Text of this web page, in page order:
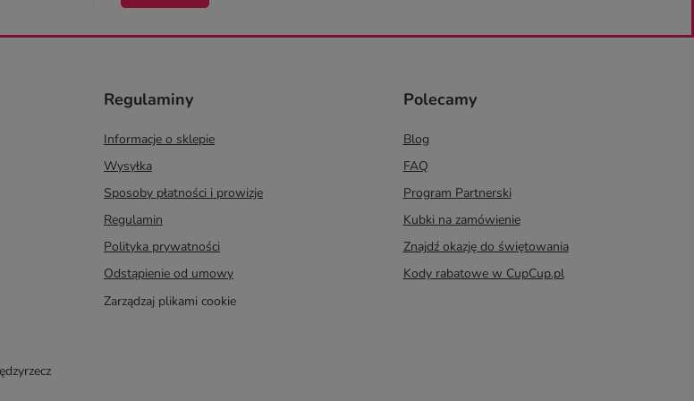
Regulaminy
Informacje o sklepie
Wysyłka
Sposoby płatności i prowizje
Regulamin
Polityka prywatności
Odstąpienie od umowy
Zarządzaj plikami cookie
Polecamy
Blog
FAQ
Program Partnerski
Kubki na zamówienie
Znajdź okazję do świętowania
Kody rabatowe w CupCup.pl